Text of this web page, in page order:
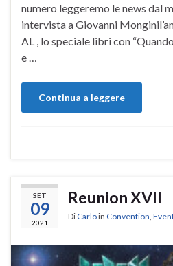
numero leggeremo le news dal
intervista a Giovanni
AL , lo speciale libri con
e …
Continua a leggere
SET
09
2021
Reunion XVII
Di Carloin Convention